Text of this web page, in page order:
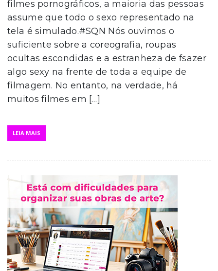
filmes pornográficos, a maioria das pessoas
assume que todo o sexo representado na
tela é simulado.#SQN Nós ouvimos o
suficiente sobre a coreografia, roupas
ocultas escondidas e a estranheza de fsazer
algo sexy na frente de toda a equipe de
filmagem. No entanto, na verdade, há
muitos filmes em […]
LEIA MAIS